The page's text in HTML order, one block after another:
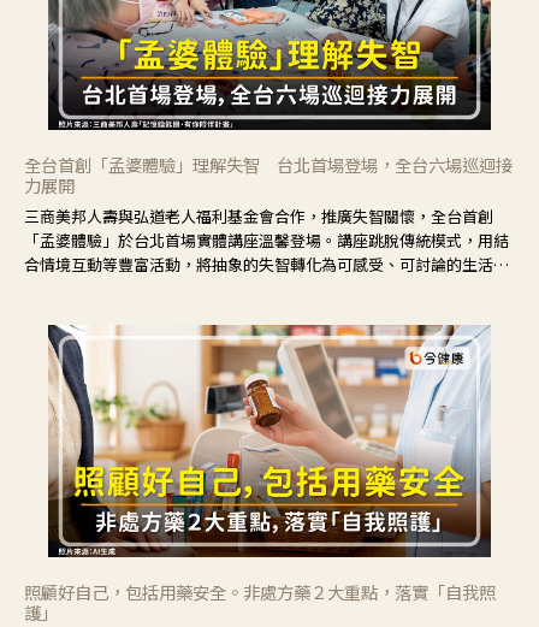
全台首創「孟婆體驗」理解失智 台北首場登場，全台六場巡迴接
力展開
三商美邦人壽與弘道老人福利基金會合作，推廣失智關懷，全台首創
「孟婆體驗」於台北首場實體講座溫馨登場。講座跳脫傳統模式，用結
合情境互動等豐富活動，將抽象的失智轉化為可感受、可討論的生活情
照顧好自己，包括用藥安全。非處方藥２大重點，落實「自我照
護」